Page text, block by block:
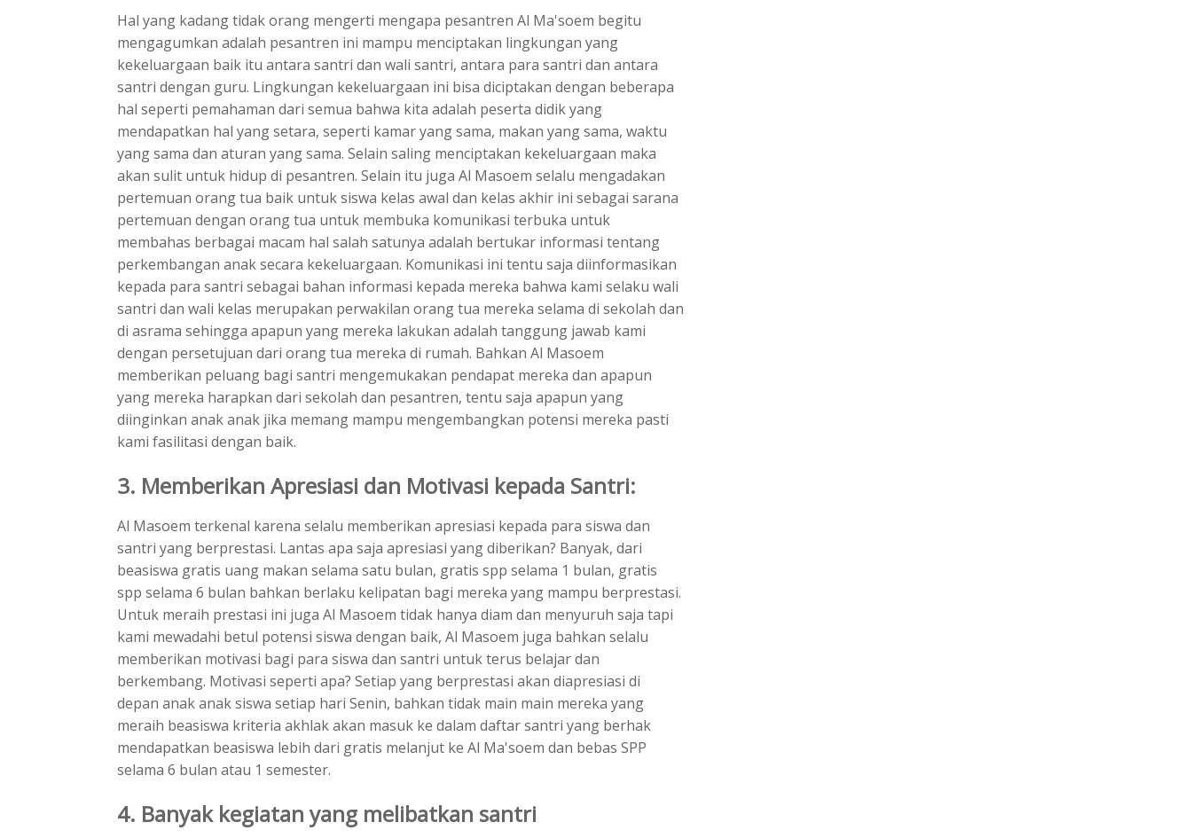
Hal yang kadang tidak orang mengerti mengapa pesantren Al Ma'soem begitu
mengagumkan adalah pesantren ini mampu menciptakan lingkungan yang
kekeluargaan baik itu antara santri dan wali santri, antara para santri dan antara
santri dengan guru. Lingkungan kekeluargaan ini bisa diciptakan dengan beberapa
hal seperti pemahaman dari semua bahwa kita adalah peserta didik yang
mendapatkan hal yang setara, seperti kamar yang sama, makan yang sama, waktu
yang sama dan aturan yang sama. Selain saling menciptakan kekeluargaan maka
akan sulit untuk hidup di pesantren. Selain itu juga Al Masoem selalu mengadakan
pertemuan orang tua baik untuk siswa kelas awal dan kelas akhir ini sebagai sarana
pertemuan dengan orang tua untuk membuka komunikasi terbuka untuk
membahas berbagai macam hal salah satunya adalah bertukar informasi tentang
perkembangan anak secara kekeluargaan. Komunikasi ini tentu saja diinformasikan
kepada para santri sebagai bahan informasi kepada mereka bahwa kami selaku wali
santri dan wali kelas merupakan perwakilan orang tua mereka selama di sekolah dan
di asrama sehingga apapun yang mereka lakukan adalah tanggung jawab kami
dengan persetujuan dari orang tua mereka di rumah. Bahkan Al Masoem
memberikan peluang bagi santri mengemukakan pendapat mereka dan apapun
yang mereka harapkan dari sekolah dan pesantren, tentu saja apapun yang
diinginkan anak anak jika memang mampu mengembangkan potensi mereka pasti
kami fasilitasi dengan baik.
3. Memberikan Apresiasi dan Motivasi kepada Santri:
Al Masoem terkenal karena selalu memberikan apresiasi kepada para siswa dan
santri yang berprestasi. Lantas apa saja apresiasi yang diberikan? Banyak, dari
beasiswa gratis uang makan selama satu bulan, gratis spp selama 1 bulan, gratis
spp selama 6 bulan bahkan berlaku kelipatan bagi mereka yang mampu berprestasi.
Untuk meraih prestasi ini juga Al Masoem tidak hanya diam dan menyuruh saja tapi
kami mewadahi betul potensi siswa dengan baik, Al Masoem juga bahkan selalu
memberikan motivasi bagi para siswa dan santri untuk terus belajar dan
berkembang. Motivasi seperti apa? Setiap yang berprestasi akan diapresiasi di
depan anak anak siswa setiap hari Senin, bahkan tidak main main mereka yang
meraih beasiswa kriteria akhlak akan masuk ke dalam daftar santri yang berhak
mendapatkan beasiswa lebih dari gratis melanjut ke Al Ma'soem dan bebas SPP
selama 6 bulan atau 1 semester.
4. Banyak kegiatan yang melibatkan santri